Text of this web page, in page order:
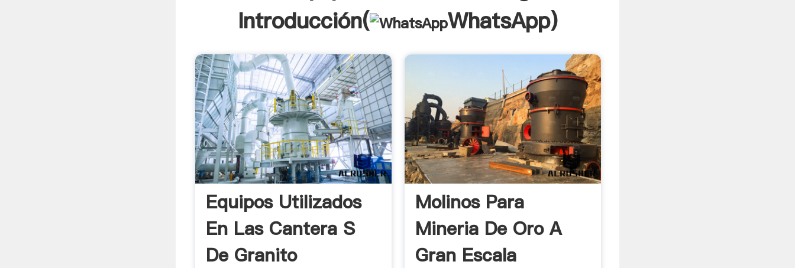
Introducción(
WhatsApp)
Equipos Utilizados
En Las Cantera S
De Granito
Molinos Para
Mineria De Oro A
Gran Escala